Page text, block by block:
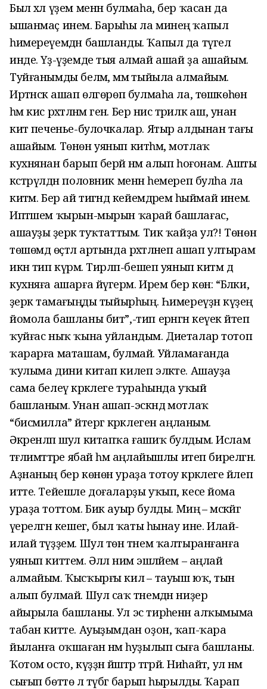
Был хәл үҙем менән булмаһа, бер ҡасан да
ышанмаҫ инем. Барыһы ла минең ҡапыл
һимереүемдән башланды. Ҡапыл да түгел
инде. Үҙ-үҙемде тыя алмай ашай ҙа ашайым.
Туйғанымды беләм, әммә тыйыла алмайым.
Иртәнсәк ашап өлгөрөп булмаһа ла, төшкөһөн
һәм кис рәхәтләнәм генә. Бер нисә тәрилкә аш, унан
китә печенье-булочкалар. Ятыр алдынан тағы
ашайым. Төнөн уянып китһәм, мотлаҡ
кухнянан барып берәй нәмә алып һоғонам. Ашты
кәстрүлдән половник менән һемереп булһа ла
китәм. Бер ай тигәндә кейемдәремә һыймай инем.
Иптәшем ҡырын-мырын ҡарай башлағас,
ашауҙы әҙерәк туҡтаттым. Тик ҡайҙа ул?! Төнөн
төшөмдә өҫтәл артында рәхәтләнеп ашап ултырам
икән тип күрәм. Тирләп-бешеп уянып китәм дә
кухняға ашарға йүгерәм. Ирем бер көн: “Бәлки,
әҙерәк тамағыңды тыйырһың. Һимереүҙән күҙең
йомола башланы бит”,-тип ерәнгән кеүек әйтеп
ҡуйғас ныҡ ҡына уйландым. Диеталар тотоп
ҡарарға маташам, булмай. Уйламағанда
ҡулыма дини китап килеп эләкте. Ашауҙа
сама белеү кәрәклеге тураһында уҡый
башланым. Унан ашап-эскәндә мотлаҡ
“бисмилла” әйтергә кәрәклеген аңланым.
Әкренләп шул китапҡа ғашиҡ булдым. Ислам
тәғлимәттәре ябай һәм аңлайышлы итеп бирелгән.
Аҙнаның бер көнөн ураҙа тотоу кәрәклеге йәлеп
итте. Тейешле доғаларҙы уҡып, кесе йома
ураҙа тоттом. Бик ауыр булды. Миңә – мәскәйгә
әүерелгән кешегә, был ҡаты һынау ине. Илай-
илай түҙҙем. Шул төн тәнем ҡалтыранғанға
уянып киттем. Әллә нимә эшләйем – аңлай
алмайым. Ҡысҡырғы килә – тауыш юҡ, тын
алып булмай. Шул саҡ тәнемдән ниҙер
айырыла башланы. Ул эс тирәһенән алҡымыма
табан китте. Ауыҙымдан оҙон, ҡап-ҡара
йыланға оҡшаған нәмә һуҙылып сыға башланы.
Ҡотом осто, күҙҙән йәштәр тәгәрәй. Ниһайәт, ул нәмә
сығып бөттө лә түбәгә барып һырылды. Ҡарап